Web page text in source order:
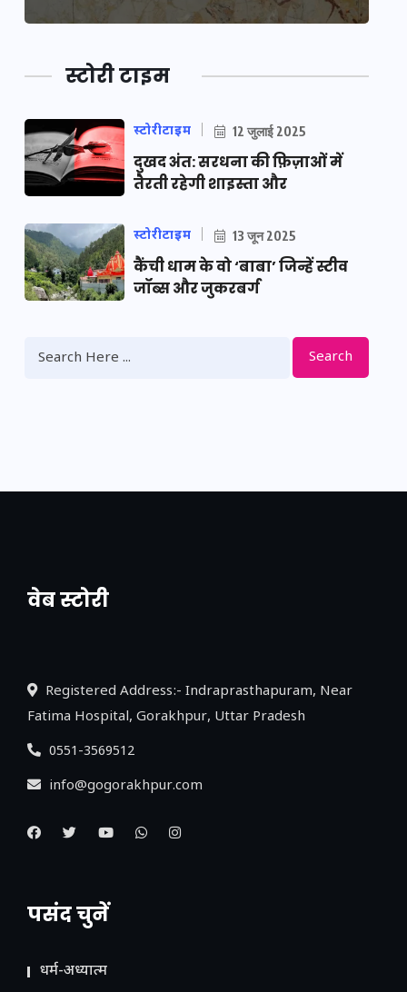
स्टोरी टाइम
स्टोरीटाइम 12 जुलाई 2025
दुखद अंत: सरधना की फ़िज़ाओं में
तैरती रहेगी शाइस्ता और
स्टोरीटाइम 13 जून 2025
कैंची धाम के वो ‘बाबा’ जिन्हें स्टीव
जॉब्स और जुकरबर्ग
Search
वेब स्टोरी
नया एक्सप्रेसवे: पूर्वांचल का लक, डेवलपमेंट का
Registered Address:- Indraprasthapuram, Near
Fatima Hospital, Gorakhpur, Uttar Pradesh
0551-3569512
info@gogorakhpur.com
पसंद चुनें
धर्म-अध्यात्म